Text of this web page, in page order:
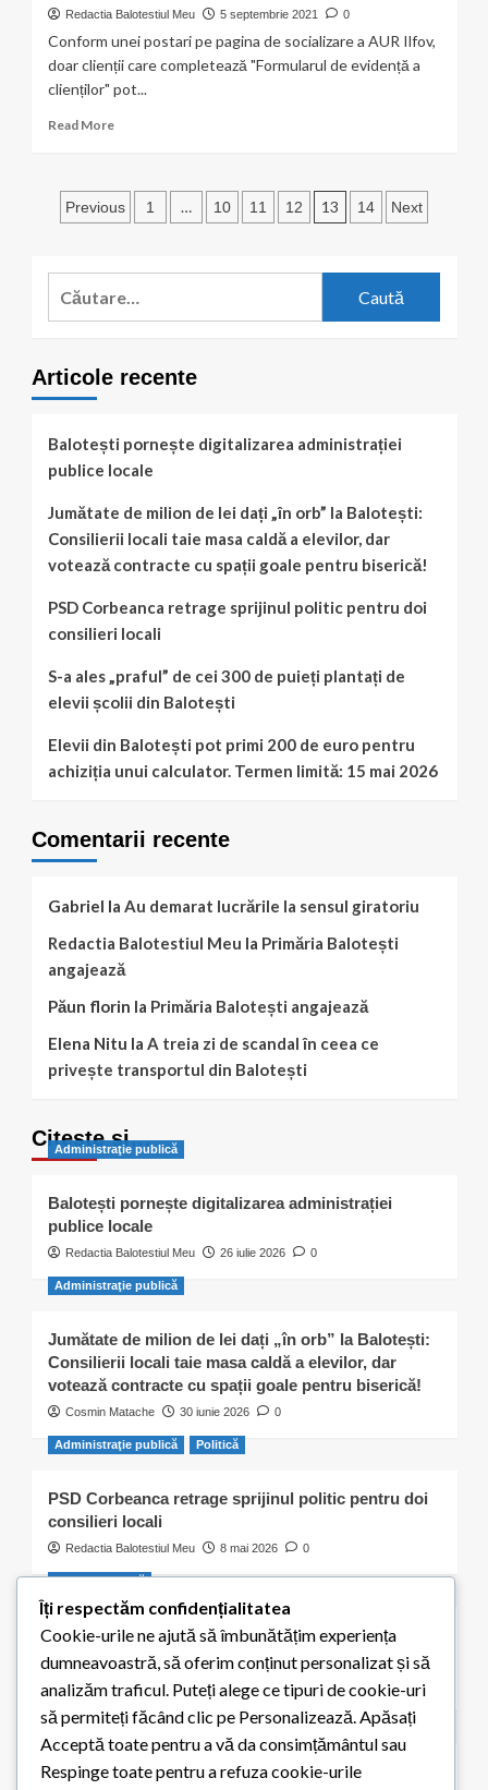
Tâncăbeşti
Redactia Balotestiul Meu 5 septembrie 2021 0
Conform unei postari pe pagina de socializare a AUR Ilfov,
doar clienții care completează "Formularul de evidență a
clienților" pot...
Read MoreRead
restricționat
în
Băneasa
Paginație
Previous 1 … 10 11 12 13 14 Next
Caută
Articole recente
Balotești pornește digitalizarea administrației
publice locale
Jumătate de milion de lei dați „în orb” la Balotești:
Consilierii locali taie masa caldă a elevilor, dar
votează contracte cu spații goale pentru biserică!
PSD Corbeanca retrage sprijinul politic pentru doi
consilieri locali
S-a ales „praful” de cei 300 de puieți plantați de
elevii școlii din Balotești
Elevii din Balotești pot primi 200 de euro pentru
achiziția unui calculator. Termen limită: 15 mai 2026
Comentarii recente
Gabriel la Au demarat lucrările la sensul giratoriu
Redactia Balotestiul Meu la Primăria Balotești
angajează
Păun florin la Primăria Balotești angajează
Elena Nitu la A treia zi de scandal în ceea ce
privește transportul din Balotești
Citește și…
Administraţie publică
Balotești pornește digitalizarea administrației
publice locale
Redactia Balotestiul Meu 26 iulie 2026 0
Administraţie publică
Jumătate de milion de lei dați „în orb” la Balotești:
Consilierii locali taie masa caldă a elevilor, dar
votează contracte cu spații goale pentru biserică!
Cosmin Matache 30 iunie 2026 0
Administraţie publică Politică
PSD Corbeanca retrage sprijinul politic pentru doi
consilieri locali
Redactia Balotestiul Meu 8 mai 2026 0
Activitate civică
S-a ales „praful” de cei 300 de puieți plantați de
elevii școlii din Balotești
Redactia Balotestiul Meu 8 mai 2026
Educaţie
Elevii din Balotești pot primi 200 de euro pentru
Îți respectăm confidențialitatea
Cookie-urile ne ajută să îmbunătățim experiența
dumneavoastră, să oferim conținut personalizat și să
analizăm traficul. Puteți alege ce tipuri de cookie-uri
să permiteți făcând clic pe Personalizează. Apăsați
Acceptă toate pentru a vă da consimțământul sau
Respinge toate pentru a refuza cookie-urile